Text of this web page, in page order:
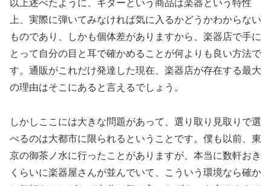
以上述べたように、ギターという商品は楽器という特性
上、実際に弾いてみなければ気に入るかどうかわからない
ものであり、しかも個体差がありますから、楽器店で手に
とって自分の目と耳で確かめることが何よりも良い方法で
す。通販がこれだけ発達した現在、楽器店が存在する最大
の理由はそこにあると言えるでしょう。
しかしここには大きな問題があって、選り取り見取りで選
べるのは大都市に限られるということです。僕も以前、東
京の御茶ノ水に行ったことがありますが、本当に数軒おき
くらいに楽器屋さんが並んでいて、こういう環境なら確か